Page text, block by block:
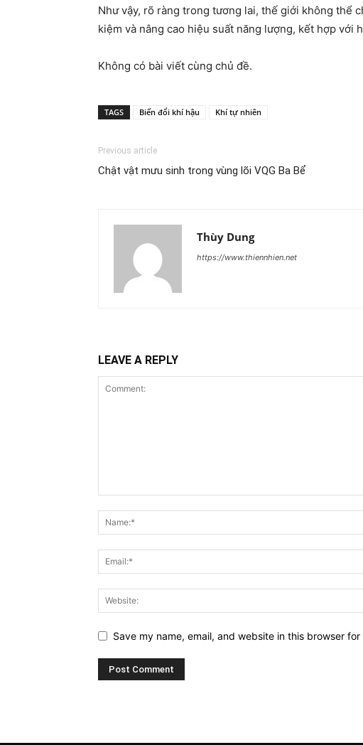
Như vậy, rõ ràng trong tương lai, thế giới không thể
kiệm và nâng cao hiệu suất năng lượng, kết hợp
Không có bài viết cùng chủ đề.
TAGS Biến đổi khí hậu Khí tự nhiên
Previous article
Chật vật mưu sinh trong vùng lõi VQG Ba Bể
Thùy Dung
https://www.thiennhien.net
LEAVE A REPLY
Save my name, email, and website in this browser